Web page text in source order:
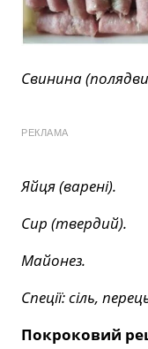
Свинина
РЕКЛАМА
Яйця (варені).
Сир (твердий).
Майонез.
Спеції: сіль,
Покроковий